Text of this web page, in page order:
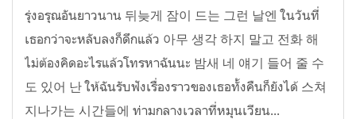
รุ่งอรุณอันยาวนาน 뒤늦게 잠이 드는 그런 날엔 ในวันที่
เธอกว่าจะหลับลงก็ดึกแล้ว 아무 생각 하지 말고 전화 해
ไม่ต้องคิดอะไรแล้วโทรหาฉันนะ 밤새 네 얘기 들어 줄 수
도 있어 난 ให้ฉันรับฟังเรื่องราวของเธอทั้งคืนก็ยังได้ 스쳐
지나가는 시간들에 ท่ามกลางเวลาที่หมุนเวียน...